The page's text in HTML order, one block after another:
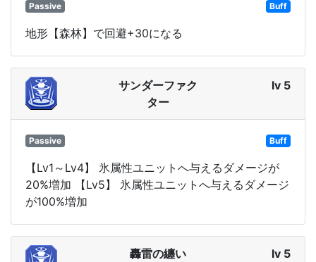
Passive Buff
地形【森林】で回避+30になる
サンダーファク
ター
lv 5
Passive Buff
【Lv1～Lv4】 氷属性ユニットへ与えるダメージが
20%増加 【Lv5】 氷属性ユニットへ与えるダメージ
が100%増加
轟雷の纏い lv 5